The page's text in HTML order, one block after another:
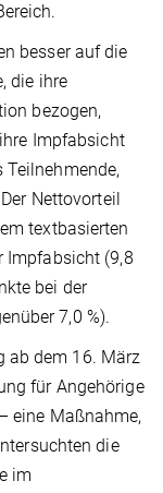
besser auf die
die ihre
bezogen,
Impfabsicht
Teilnehmende,
Nettovorteil
textbasierten
Impfabsicht (9,8
bei der
7,0 %).
ab dem 16. März
für Angehörige
eine Maßnahme,
die
im